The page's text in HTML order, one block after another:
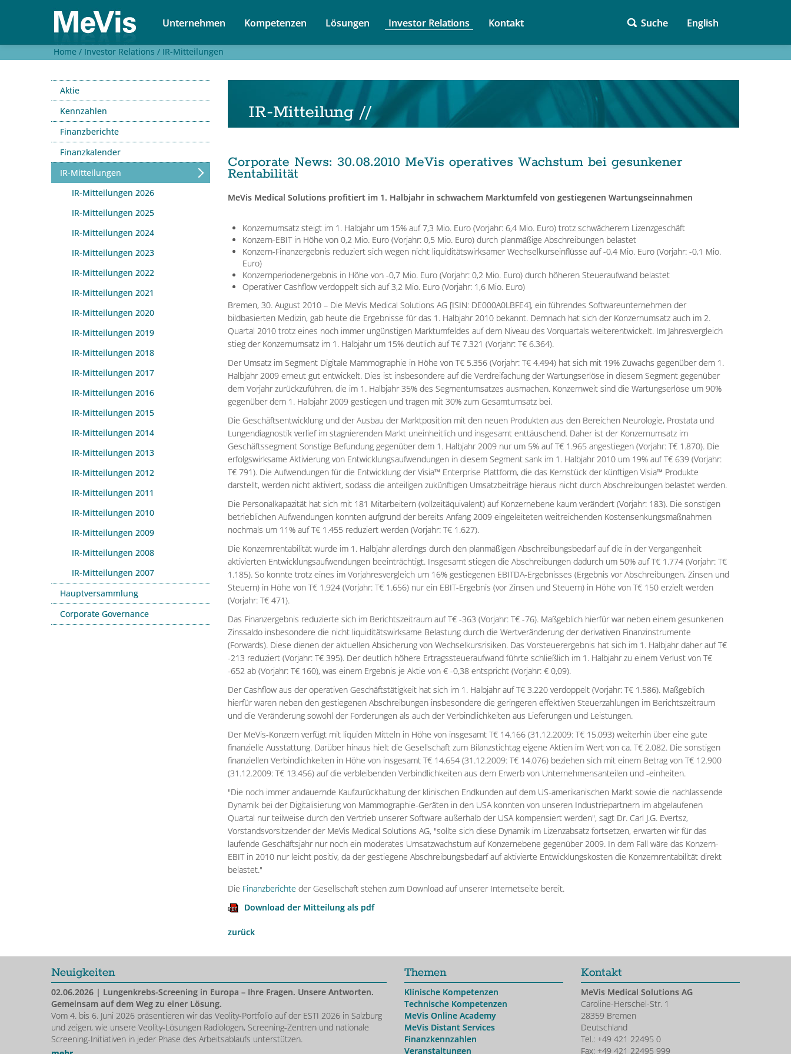
Unternehmen Kompetenzen Lösungen Investor Relations Kontakt Suche English
Home / Investor Relations / IR-Mitteilungen
Aktie
Kennzahlen
Finanzberichte
Finanzkalender
IR-Mitteilungen
IR-Mitteilungen 2026
IR-Mitteilungen 2025
IR-Mitteilungen 2024
IR-Mitteilungen 2023
IR-Mitteilungen 2022
IR-Mitteilungen 2021
IR-Mitteilungen 2020
IR-Mitteilungen 2019
IR-Mitteilungen 2018
IR-Mitteilungen 2017
IR-Mitteilungen 2016
IR-Mitteilungen 2015
IR-Mitteilungen 2014
IR-Mitteilungen 2013
IR-Mitteilungen 2012
IR-Mitteilungen 2011
IR-Mitteilungen 2010
IR-Mitteilungen 2009
IR-Mitteilungen 2008
IR-Mitteilungen 2007
Hauptversammlung
Corporate Governance
IR-Mitteilung //
Corporate News: 30.08.2010 MeVis operatives Wachstum bei gesunkener
Rentabilität
MeVis Medical Solutions profitiert im 1. Halbjahr in schwachem Marktumfeld von gestiegenen Wartungseinnahmen
Konzernumsatz steigt im 1. Halbjahr um 15% auf 7,3 Mio. Euro (Vorjahr: 6,4 Mio. Euro) trotz schwächerem Lizenzgeschäft
Konzern-EBIT in Höhe von 0,2 Mio. Euro (Vorjahr: 0,5 Mio. Euro) durch planmäßige Abschreibungen belastet
Konzern-Finanzergebnis reduziert sich wegen nicht liquiditätswirksamer Wechselkurseinflüsse auf -0,4 Mio. Euro (Vorjahr: -0,1 Mio.
Euro)
Konzernperiodenergebnis in Höhe von -0,7 Mio. Euro (Vorjahr: 0,2 Mio. Euro) durch höheren Steueraufwand belastet
Operativer Cashflow verdoppelt sich auf 3,2 Mio. Euro (Vorjahr: 1,6 Mio. Euro)
Bremen, 30. August 2010 – Die MeVis Medical Solutions AG [ISIN: DE000A0LBFE4], ein führendes Softwareunternehmen der
bildbasierten Medizin, gab heute die Ergebnisse für das 1. Halbjahr 2010 bekannt. Demnach hat sich der Konzernumsatz auch im 2.
Quartal 2010 trotz eines noch immer ungünstigen Marktumfeldes auf dem Niveau des Vorquartals weiterentwickelt. Im Jahresvergleich
stieg der Konzernumsatz im 1. Halbjahr um 15% deutlich auf T€ 7.321 (Vorjahr: T€ 6.364).
Der Umsatz im Segment Digitale Mammographie in Höhe von T€ 5.356 (Vorjahr: T€ 4.494) hat sich mit 19% Zuwachs gegenüber dem 1.
Halbjahr 2009 erneut gut entwickelt. Dies ist insbesondere auf die Verdreifachung der Wartungserlöse in diesem Segment gegenüber
dem Vorjahr zurückzuführen, die im 1. Halbjahr 35% des Segmentumsatzes ausmachen. Konzernweit sind die Wartungserlöse um 90%
gegenüber dem 1. Halbjahr 2009 gestiegen und tragen mit 30% zum Gesamtumsatz bei.
Die Geschäftsentwicklung und der Ausbau der Marktposition mit den neuen Produkten aus den Bereichen Neurologie, Prostata und
Lungendiagnostik verlief im stagnierenden Markt uneinheitlich und insgesamt enttäuschend. Daher ist der Konzernumsatz im
Geschäftssegment Sonstige Befundung gegenüber dem 1. Halbjahr 2009 nur um 5% auf T€ 1.965 angestiegen (Vorjahr: T€ 1.870). Die
erfolgswirksame Aktivierung von Entwicklungsaufwendungen in diesem Segment sank im 1. Halbjahr 2010 um 19% auf T€ 639 (Vorjahr:
T€ 791). Die Aufwendungen für die Entwicklung der Visia™ Enterprise Plattform, die das Kernstück der künftigen Visia™ Produkte
darstellt, werden nicht aktiviert, sodass die anteiligen zukünftigen Umsatzbeiträge hieraus nicht durch Abschreibungen belastet werden.
Die Personalkapazität hat sich mit 181 Mitarbeitern (vollzeitäquivalent) auf Konzernebene kaum verändert (Vorjahr: 183). Die sonstigen
betrieblichen Aufwendungen konnten aufgrund der bereits Anfang 2009 eingeleiteten weitreichenden Kostensenkungsmaßnahmen
nochmals um 11% auf T€ 1.455 reduziert werden (Vorjahr: T€ 1.627).
Die Konzernrentabilität wurde im 1. Halbjahr allerdings durch den planmäßigen Abschreibungsbedarf auf die in der Vergangenheit
aktivierten Entwicklungsaufwendungen beeinträchtigt. Insgesamt stiegen die Abschreibungen dadurch um 50% auf T€ 1.774 (Vorjahr: T€
1.185). So konnte trotz eines im Vorjahresvergleich um 16% gestiegenen EBITDA-Ergebnisses (Ergebnis vor Abschreibungen, Zinsen und
Steuern) in Höhe von T€ 1.924 (Vorjahr: T€ 1.656) nur ein EBIT-Ergebnis (vor Zinsen und Steuern) in Höhe von T€ 150 erzielt werden
(Vorjahr: T€ 471).
Das Finanzergebnis reduzierte sich im Berichtszeitraum auf T€ -363 (Vorjahr: T€ -76). Maßgeblich hierfür war neben einem gesunkenen
Zinssaldo insbesondere die nicht liquiditätswirksame Belastung durch die Wertveränderung der derivativen Finanzinstrumente
(Forwards). Diese dienen der aktuellen Absicherung von Wechselkursrisiken. Das Vorsteuerergebnis hat sich im 1. Halbjahr daher auf T€
-213 reduziert (Vorjahr: T€ 395). Der deutlich höhere Ertragssteueraufwand führte schließlich im 1. Halbjahr zu einem Verlust von T€
-652 ab (Vorjahr: T€ 160), was einem Ergebnis je Aktie von € -0,38 entspricht (Vorjahr: € 0,09).
Der Cashflow aus der operativen Geschäftstätigkeit hat sich im 1. Halbjahr auf T€ 3.220 verdoppelt (Vorjahr: T€ 1.586). Maßgeblich
hierfür waren neben den gestiegenen Abschreibungen insbesondere die geringeren effektiven Steuerzahlungen im Berichtszeitraum
und die Veränderung sowohl der Forderungen als auch der Verbindlichkeiten aus Lieferungen und Leistungen.
Der MeVis-Konzern verfügt mit liquiden Mitteln in Höhe von insgesamt T€ 14.166 (31.12.2009: T€ 15.093) weiterhin über eine gute
finanzielle Ausstattung. Darüber hinaus hielt die Gesellschaft zum Bilanzstichtag eigene Aktien im Wert von ca. T€ 2.082. Die sonstigen
finanziellen Verbindlichkeiten in Höhe von insgesamt T€ 14.654 (31.12.2009: T€ 14.076) beziehen sich mit einem Betrag von T€ 12.900
(31.12.2009: T€ 13.456) auf die verbleibenden Verbindlichkeiten aus dem Erwerb von Unternehmensanteilen und -einheiten.
"Die noch immer andauernde Kaufzurückhaltung der klinischen Endkunden auf dem US-amerikanischen Markt sowie die nachlassende
Dynamik bei der Digitalisierung von Mammographie-Geräten in den USA konnten von unseren Industriepartnern im abgelaufenen
Quartal nur teilweise durch den Vertrieb unserer Software außerhalb der USA kompensiert werden", sagt Dr. Carl J.G. Evertsz,
Vorstandsvorsitzender der MeVis Medical Solutions AG, "sollte sich diese Dynamik im Lizenzabsatz fortsetzen, erwarten wir für das
laufende Geschäftsjahr nur noch ein moderates Umsatzwachstum auf Konzernebene gegenüber 2009. In dem Fall wäre das Konzern-
EBIT in 2010 nur leicht positiv, da der gestiegene Abschreibungsbedarf auf aktivierte Entwicklungskosten die Konzernrentabilität direkt
belastet."
Die Finanzberichte der Gesellschaft stehen zum Download auf unserer Internetseite bereit.
Download der Mitteilung als pdf
zurück
Neuigkeiten
02.06.2026 | Lungenkrebs-Screening in Europa – Ihre Fragen. Unsere Antworten.
Gemeinsam auf dem Weg zu einer Lösung.
Vom 4. bis 6. Juni 2026 präsentieren wir das Veolity-Portfolio auf der ESTI 2026 in Salzburg
und zeigen, wie unsere Veolity-Lösungen Radiologen, Screening-Zentren und nationale
Screening-Initiativen in jeder Phase des Arbeitsablaufs unterstützen.
Themen
Klinische Kompetenzen
Technische Kompetenzen
MeVis Online Academy
MeVis Distant Services
Finanzkennzahlen
Veranstaltungen
Kontakt
MeVis Medical Solutions AG
Caroline-Herschel-Str. 1
28359 Bremen
Deutschland
Tel.: +49 421 22495 0
Fax: +49 421 22495 999